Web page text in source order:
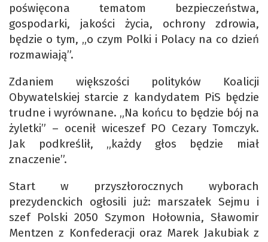
poświęcona tematom bezpieczeństwa,
gospodarki, jakości życia, ochrony zdrowia,
będzie o tym, „o czym Polki i Polacy na co dzień
rozmawiają”.
Zdaniem większości polityków Koalicji
Obywatelskiej starcie z kandydatem PiS będzie
trudne i wyrównane. „Na końcu to będzie bój na
żyletki” – ocenił wiceszef PO Cezary Tomczyk.
Jak podkreślił, „każdy głos będzie miał
znaczenie”.
Start w przyszłorocznych wyborach
prezydenckich ogłosili już: marszałek Sejmu i
szef Polski 2050 Szymon Hołownia, Sławomir
Mentzen z Konfederacji oraz Marek Jakubiak z